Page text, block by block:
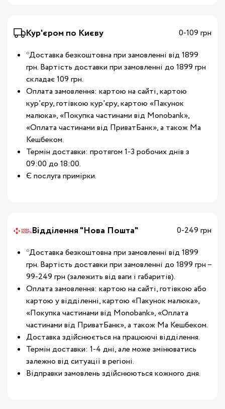
Кур'єром по Києву
0-109 грн
*Доставка безкоштовна при замовленні від 1899
грн. Вартість доставки при замовленні до 1899 грн
складає 109 грн.
Оплата замовлення: картою на сайті, картою
кур'єру, готівкою кур'єру, картою «Пакунок
малюка», «Покупка частинами від Monobank»,
«Оплата частинами від ПриватБанк», а також Ма
Кешбеком.
Термін доставки: протягом 1-3 робочих днів з
09:00 до 18:00.
Є послуга примірки.
Відділення "Нова Пошта"
0-249 грн
*Доставка безкоштовна при замовленні від 1899
грн. Вартість доставки при замовленні до 1899 грн –
99-249 грн (залежить від ваги і габаритів).
Оплата замовлення: картою на сайті, готівкою або
картою у відділенні, картою «Пакунок малюка»,
«Покупка частинами від Monobank», «Оплата
частинами від ПриватБанк», а також Ма Кешбеком.
Доставка здійснюється на працюючі відділення.
Термін доставки: 1-4 дні, але може змінюватись
залежно від ситуації в регіоні.
Відправки замовлень здійснюються кожного дня.